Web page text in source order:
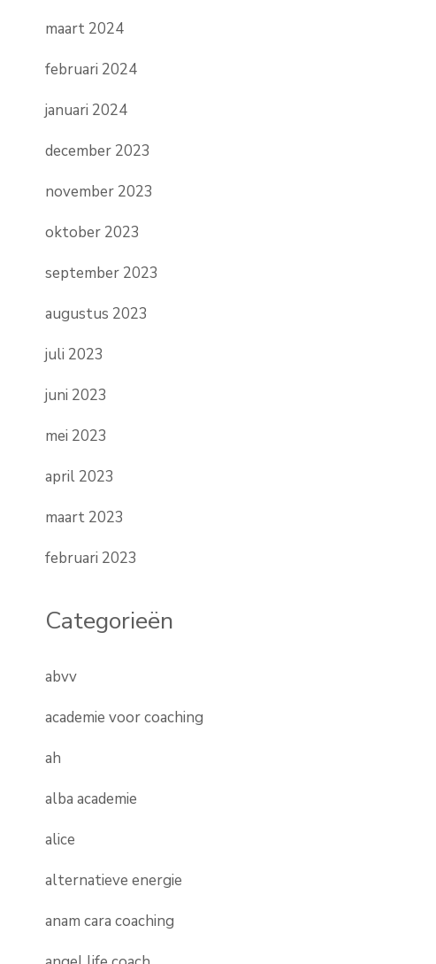
maart 2024
februari 2024
januari 2024
december 2023
november 2023
oktober 2023
september 2023
augustus 2023
juli 2023
juni 2023
mei 2023
april 2023
maart 2023
februari 2023
Categorieën
abvv
academie voor coaching
ah
alba academie
alice
alternatieve energie
anam cara coaching